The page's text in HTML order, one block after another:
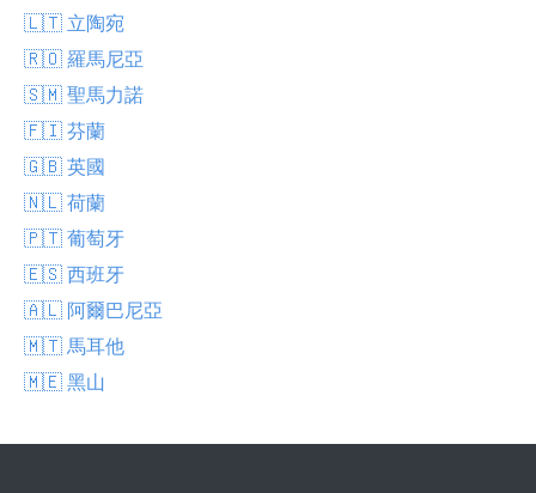
🇱🇹 立陶宛
🇷🇴 羅馬尼亞
🇸🇲 聖馬力諾
🇫🇮 芬蘭
🇬🇧 英國
🇳🇱 荷蘭
🇵🇹 葡萄牙
🇪🇸 西班牙
🇦🇱 阿爾巴尼亞
🇲🇹 馬耳他
🇲🇪 黑山